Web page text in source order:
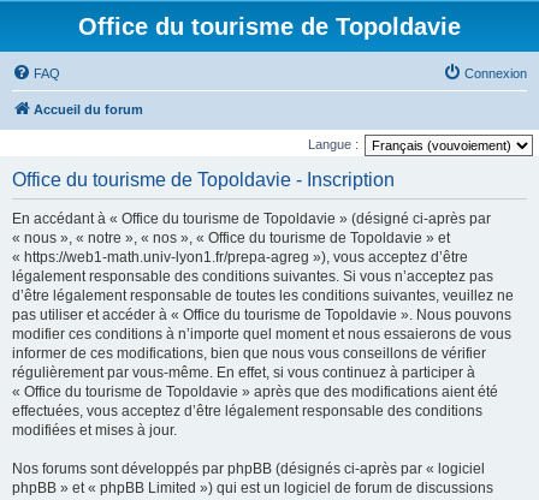
Office du tourisme de Topoldavie
FAQ Connexion
Accueil du forum
Langue :
Office du tourisme de Topoldavie - Inscription
En accédant à « Office du tourisme de Topoldavie » (désigné ci-après par
« nous », « notre », « nos », « Office du tourisme de Topoldavie » et
« https://web1-math.univ-lyon1.fr/prepa-agreg »), vous acceptez d’être
légalement responsable des conditions suivantes. Si vous n’acceptez pas
d’être légalement responsable de toutes les conditions suivantes, veuillez ne
pas utiliser et accéder à « Office du tourisme de Topoldavie ». Nous pouvons
modifier ces conditions à n’importe quel moment et nous essaierons de vous
informer de ces modifications, bien que nous vous conseillons de vérifier
régulièrement par vous-même. En effet, si vous continuez à participer à
« Office du tourisme de Topoldavie » après que des modifications aient été
effectuées, vous acceptez d’être légalement responsable des conditions
modifiées et mises à jour.
Nos forums sont développés par phpBB (désignés ci-après par « logiciel
phpBB » et « phpBB Limited ») qui est un logiciel de forum de discussions